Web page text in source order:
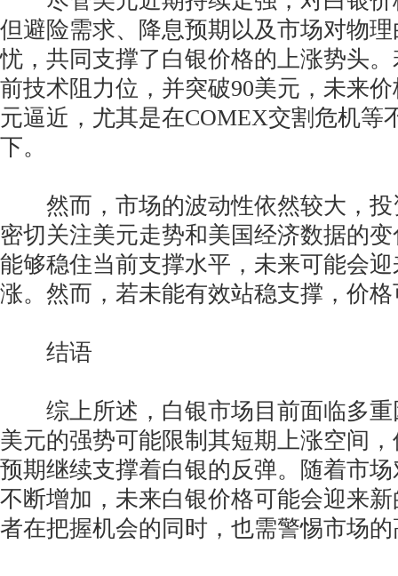
但避险需求、降息预期以及市场对物
忧，共同支撑了白银价格的上涨势头
前技术阻力位，并突破90美元，未来
元逼近，尤其是在COMEX交割危机等
下。
然而，市场的波动性依然较大，投
密切关注美元走势和美国经济数据的
能够稳住当前支撑水平，未来可能会
涨。然而，若未能有效站稳支撑，价
结语
综上所述，白银市场目前面临多重
美元的强势可能限制其短期上涨空间
预期继续支撑着白银的反弹。随着市
不断增加，未来白银价格可能会迎来
者在把握机会的同时，也需警惕市场